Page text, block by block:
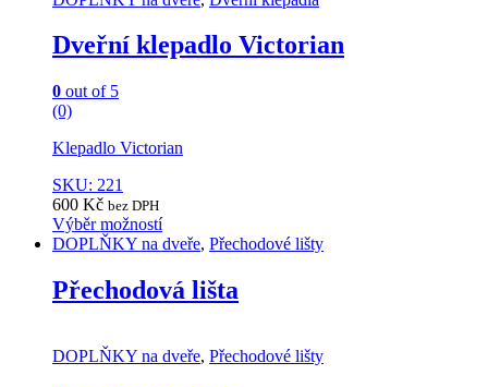
Dveřní klepadlo Victorian
0 out of 5
(0)
Klepadlo Victorian
SKU: 221
600 Kč bez DPH
Výběr možností
This
has
multiple
options
DOPLŇKY na dveře, Přechodové lišty
Přechodová lišta
DOPLŇKY na dveře, Přechodové lišty